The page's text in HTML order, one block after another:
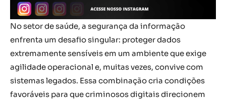
No setor de saúde, a segurança da informação
enfrenta um desafio singular: proteger dados
extremamente sensíveis em um ambiente que exige
agilidade operacional e, muitas vezes, convive com
sistemas legados. Essa combinação cria condições
favoráveis para que criminosos digitais direcionem